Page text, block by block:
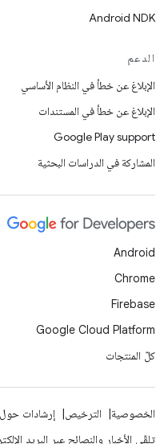
Android NDK
الدعم
الإبلاغ عن خطأ في النظام الأساسي
الإبلاغ عن خطأ في المستندات
Google Play support
المشاركة في الدراسات البحثية
Android
Chrome
Firebase
Google Cloud Platform
كلّ المنتجات
الخصوصية الترخيص إرشادات حول
تلقّي الأخبار والنصائح عبر البريد